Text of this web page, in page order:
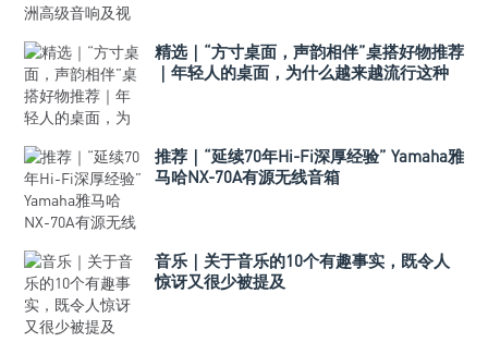
精选｜“方寸桌面，声韵相伴”桌搭好物推荐
｜年轻人的桌面，为什么越来越流行这种
推荐｜“延续70年Hi-Fi深厚经验” Yamaha雅
马哈NX-70A有源无线音箱
音乐｜关于音乐的10个有趣事实，既令人
惊讶又很少被提及